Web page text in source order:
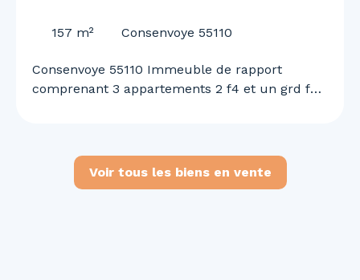
157 m² Consenvoye 55110
Consenvoye 55110 Immeuble de rapport
comprenant 3 appartements 2 f4 et un grd f2
Voir tous les biens en vente